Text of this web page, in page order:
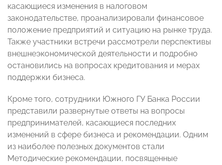
касающиеся изменения в налоговом
законодательстве, проанализировали финансовое
положение предприятий и ситуацию на рынке труда.
Также участники встречи рассмотрели перспективы
внешнеэкономической деятельности и подробно
остановились на вопросах кредитования и мерах
поддержки бизнеса.
Кроме того, сотрудники Южного ГУ Банка России
представили развернутые ответы на вопросы
предпринимателей, касающиеся последних
изменений в сфере бизнеса и рекомендации. Одним
из наиболее полезных документов стали
Методические рекомендации, посвященные